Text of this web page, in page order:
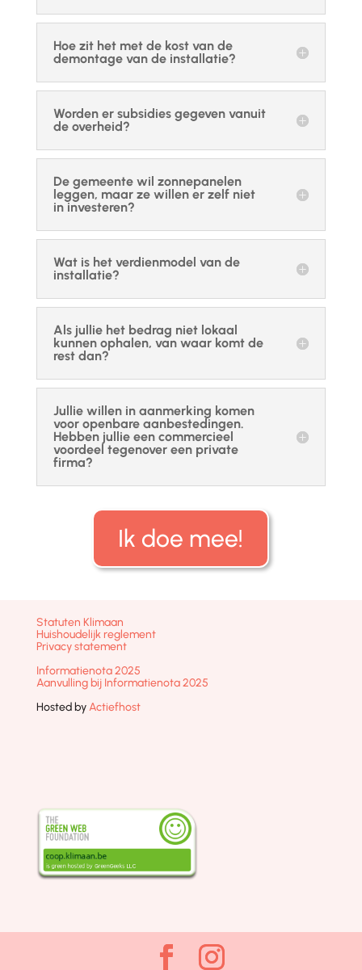
Hoe zit het met de kost van de
demontage van de installatie?
Worden er subsidies gegeven vanuit
de overheid?
De gemeente wil zonnepanelen
leggen, maar ze willen er zelf niet
in investeren?
Wat is het verdienmodel van de
installatie?
Als jullie het bedrag niet lokaal
kunnen ophalen, van waar komt de
rest dan?
Jullie willen in aanmerking komen
voor openbare aanbestedingen.
Hebben jullie een commercieel
voordeel tegenover een private
firma?
Ik doe mee!
Statuten Klimaan
Huishoudelijk reglement
Privacy statement
Informatienota 2025
Aanvulling bij Informatienota 2025
Hosted byActiefhost